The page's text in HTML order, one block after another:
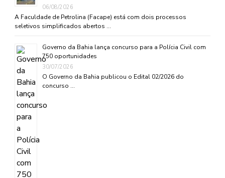
06/08/2026
A Faculdade de Petrolina (Facape) está com dois processos
seletivos simplificados abertos …
Governo da Bahia lança concurso para a Polícia Civil com
750 oportunidades
30/07/2026
O Governo da Bahia publicou o Edital 02/2026 do
concurso …